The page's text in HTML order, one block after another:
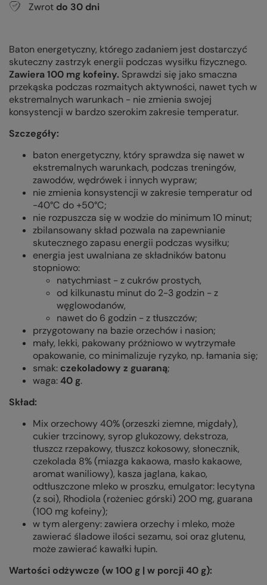
Zwrot do 30 dni
Baton energetyczny, którego zadaniem jest dostarczyć
skuteczny zastrzyk energii podczas wysiłku fizycznego.
Zawiera 100 mg kofeiny. Sprawdzi się jako smaczna
przekąska podczas rozmaitych aktywności, nawet tych w
ekstremalnych warunkach - nie zmienia swojej
konsystencji w bardzo szerokim zakresie temperatur.
Szczegóły:
baton energetyczny, który sprawdza się nawet w
ekstremalnych warunkach, podczas treningów,
zawodów, wędrówek i innych wypraw;
nie zmienia konsystencji w zakresie temperatur od
-40°C do +50°C;
nie rozpuszcza się w wodzie do minimum 10 minut;
zbilansowany skład pozwala na zapewnianie
skutecznego zapasu energii podczas wysiłku;
energia jest uwalniana ze składników batonu
stopniowo:
natychmiast - z cukrów prostych,
od kilkunastu minut do 2-3 godzin - z
węglowodanów,
nawet do 6 godzin - z tłuszczów;
przygotowany na bazie orzechów i nasion;
mały, lekki, pakowany próżniowo w wytrzymałe
opakowanie, co minimalizuje ryzyko, np. łamania się;
smak: czekoladowy z guaraną;
waga:40 g.
Skład:
Mix orzechowy 40% (orzeszki ziemne, migdały),
cukier trzcinowy, syrop glukozowy, dekstroza,
tłuszcz rzepakowy, tłuszcz kokosowy, słonecznik,
czekolada 8% (miazga kakaowa, masło kakaowe,
aromat waniliowy), kasza jaglana, kakao,
odtłuszczone mleko w proszku, emulgator: lecytyna
(z soi), Rhodiola (rożeniec górski) 200 mg, guarana
(100 mg kofeiny);
w tym alergeny: zawiera orzechy i mleko, może
zawierać śladowe ilości sezamu, soi oraz glutenu,
może zawierać kawałki łupin.
Wartości odżywcze (w 100 g | w porcji 40 g):